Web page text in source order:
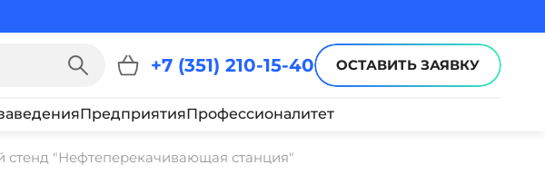
+7 (351) 210-15-40 ОСТАВИТЬ ЗАЯВКУ
ПредприятияПрофессионалитет
стенд "Нефтеперекачивающая станция"